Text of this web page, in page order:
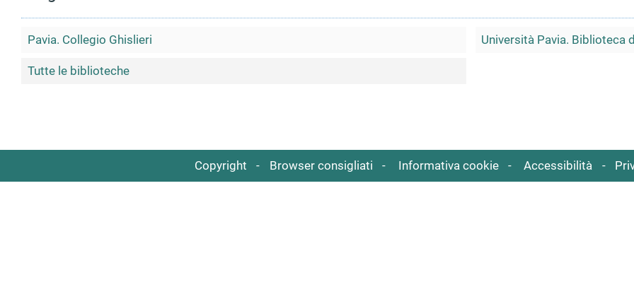
Pavia. Collegio Ghislieri Università Pavia. Biblioteca
Tutte le biblioteche
Copyright Browser consigliati Informativa cookie Accessibilità